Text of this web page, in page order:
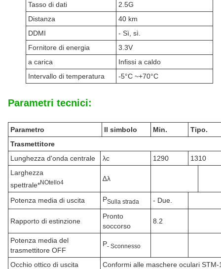
Tasso di dati
2.5G
Distanza
40 km
DDMI
- Sì, sì.
Fornitore di energia
3.3V
a carica
Infissi a caldo
Intervallo di temperatura
-5°C ~+70°C
Parametri tecnici:
Parametro Il simbolo Min.
Tipo.
Trasmettitore
Lunghezza d'onda centrale
λc 1290
1310
Larghezza
spettrale*NOtello4 ∆λ
Potenza media di uscita PSulla strada - Due.
Rapporto di estinzione
Pronto
soccorso
8.2
Potenza media del
trasmettitore OFF
P- Sconnesso
Occhio ottico di uscita
Conformi alle maschere oculari